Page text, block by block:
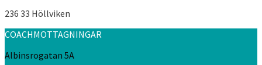
236 33 Höllviken
COACHMOTTAGNINGAR
Albinsrogatan 5A